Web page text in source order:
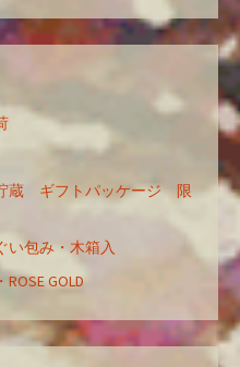
蔵 ギフトパッケージ 限
い包み・木箱入
GOLD